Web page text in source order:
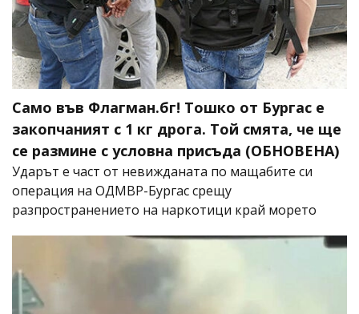
Само във Флагман.бг! Тошко от Бургас е
закопчаният с 1 кг дрога. Той смята, че ще
се размине с условна присъда (ОБНОВЕНА)
Ударът е част от невижданата по мащабите си
операция на ОДМВР-Бургас срещу
разпространението на наркотици край морето